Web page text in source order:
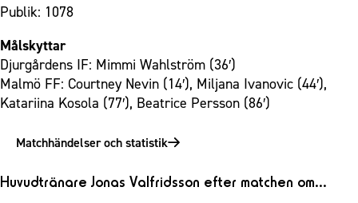
Publik: 1078
Målskyttar
Djurgårdens IF: Mimmi Wahlström (36′)
Malmö FF: Courtney Nevin (14′), Miljana Ivanovic (44′),
Katariina Kosola (77′), Beatrice Persson (86′)
Matchhändelser och statistik
Huvudtränare Jonas Valfridsson efter matchen om…